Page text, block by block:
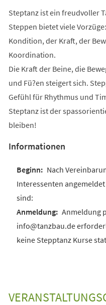
Steptanz ist ein freudvoller
Steppen bietet viele
Kondition, der Kraft, der
Koordination.
Die Kraft der Beine, die
und Fü?en steigert sich.
Gefühl für Rhythmus und
Steptanz ist der
bleiben!
Informationen
Nach
Interessenten
sind:
Anmeldung
info@tanzbau.de
keine Stepptanz Kurse